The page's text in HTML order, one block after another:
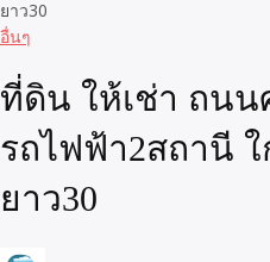
อื่นๆ
ที่ดิน ให้เช่า ถน
รถไฟฟ้า2สถานี
ยาว30